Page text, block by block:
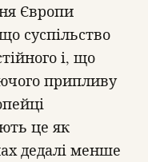
Європи
суспільство
і, що
припливу
це як
дедалі менше